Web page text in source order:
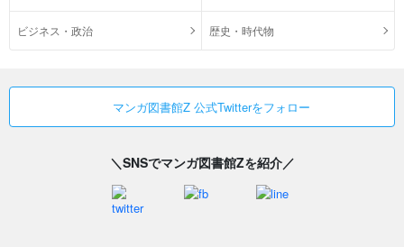
ビジネス・政治 歴史・時代物
マンガ図書館Z 公式Twitterをフォロー
＼SNSでマンガ図書館Zを紹介／